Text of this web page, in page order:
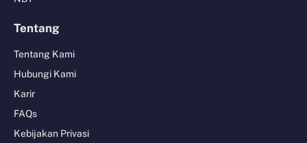
Tentang
Tentang Kami
Hubungi Kami
Karir
FAQs
Kebijakan Privasi